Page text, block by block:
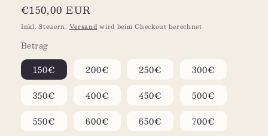
Normaler
Preis
€150,00 EUR
Inkl. Steuern. Versand wird beim Checkout berechnet
Betrag
150€ 200€ 250€
300€
350€
400€ 450€
500€
550€
600€ 650€
700€